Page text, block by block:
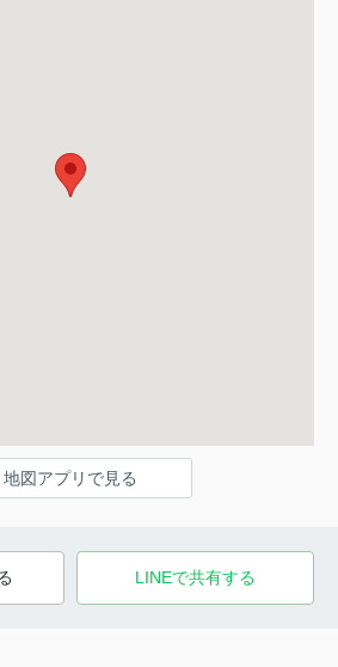
地図アプリで見る
LINEで共有する